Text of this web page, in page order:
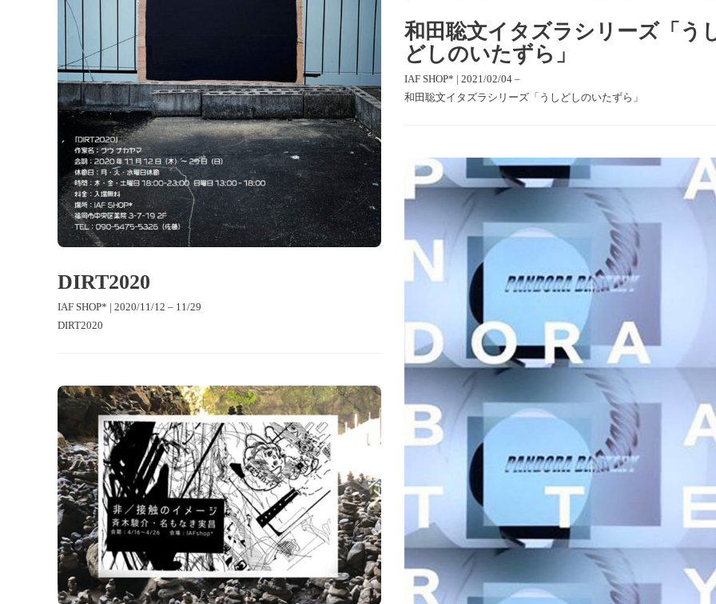
和田聡文イタズラシリーズ「う
どしのいたずら」
IAF SHOP* | 2021/02/04 –
和田聡文イタズラシリーズ「うしどしのいたずら」
DIRT2020
IAF SHOP* | 2020/11/12 – 11/29
DIRT2020